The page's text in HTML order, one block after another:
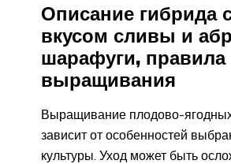
Описание гибрида
вкусом сливы и
шарафуги, правила
выращивания
Выращивание плодово-
зависит от особенностей
культуры. Уход может быть